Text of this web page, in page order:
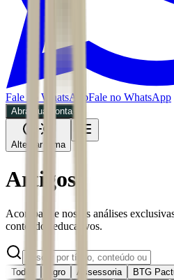
Fale no WhatsAppFale no WhatsApp
Abra sua conta
Alternar tema
Artigos
Acompanhe nossas análises
conteúdos educativos.
Todos Agro Assessoria BTG